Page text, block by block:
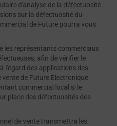
d'analyse de la défectuosité :
sur la défectuosité du
de Future pourra vous
les représentants commerciaux
afin de vérifier le
l'égard des applications des
de Future Électronique
commercial local si le
place des défectuosités des
de vente transmettra les